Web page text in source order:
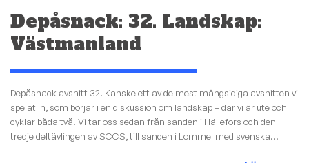
Depåsnack: 32. Landskap:
Västmanland
Depåsnack avsnitt 32. Kanske ett av de mest mångsidiga avsnitten vi
spelat in, som börjar i en diskussion om landskap – där vi är ute och
cyklar båda två. Vi tar oss sedan från sanden i Hällefors och den
tredje deltävlingen av SCCS, till sanden i Lommel med svenska...